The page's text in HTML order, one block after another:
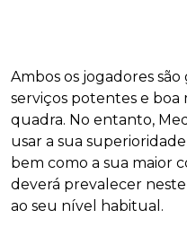
Ambos os jogadores
serviços potentes e
quadra. No entanto,
usar a sua
bem como a sua maior
deverá prevalecer
ao seu nível habitual.